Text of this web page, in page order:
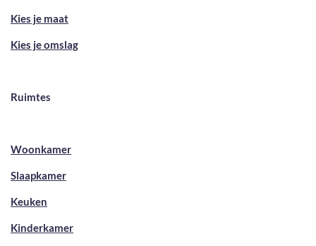
Kies je maat
Kies je omslag
Ruimtes
Woonkamer
Slaapkamer
Keuken
Kinderkamer